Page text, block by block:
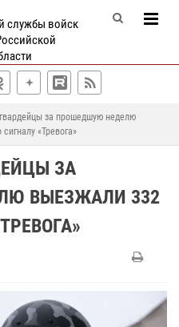
службы войск
за прошедшую неделю
«Тревога»
ЗА
ВЫЕЗЖАЛИ 332